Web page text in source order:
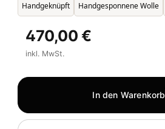
Handgeknüpft Handgesponnene Wolle
470,00 €
inkl. MwSt.
In den Warenkorb